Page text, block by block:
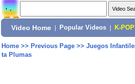
Video Home Popular Videos K-POP
Home>> Previous Page>> Juegos
ta Plumas